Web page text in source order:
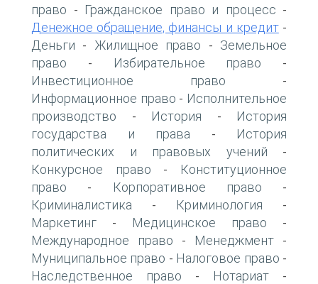
право - Гражданское право и процесс -
Денежное обращение, финансы и кредит-
Деньги - Жилищное право - Земельное
право - Избирательное право -
Инвестиционное право -
Информационное право - Исполнительное
производство - История -
История
государства и права -
История
политических и правовых учений -
Конкурсное право -
Конституционное
право - Корпоративное право -
Криминалистика - Криминология -
Маркетинг - Медицинское право -
Международное право - Менеджмент -
Муниципальное право - Налоговое право -
Наследственное право - Нотариат -